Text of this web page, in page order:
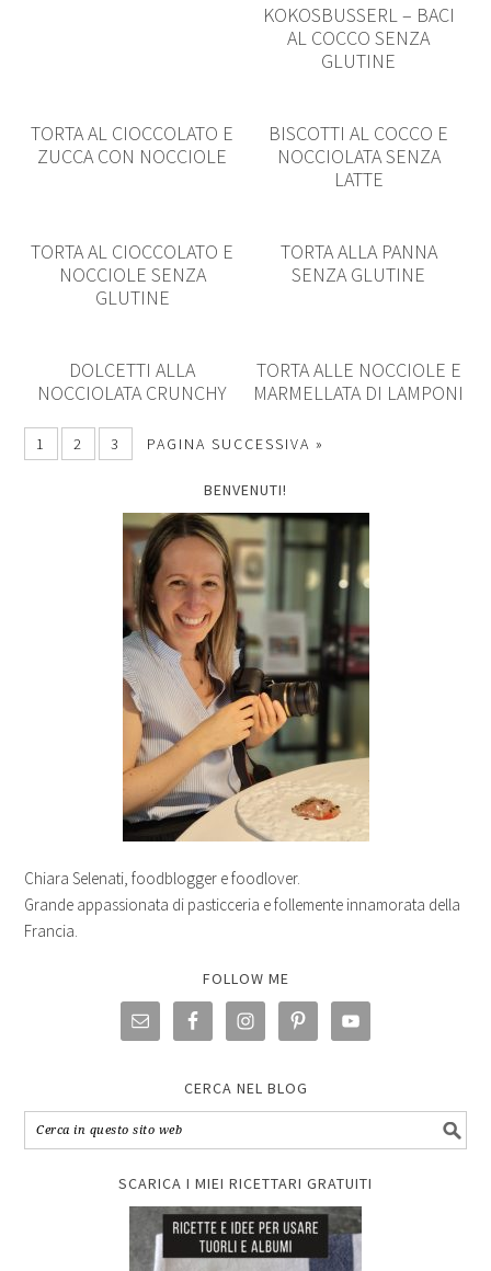
KOKOSBUSSERL – BACI
AL COCCO SENZA
GLUTINE
TORTA AL CIOCCOLATO E
ZUCCA CON NOCCIOLE
BISCOTTI AL COCCO E
NOCCIOLATA SENZA
LATTE
TORTA AL CIOCCOLATO E
NOCCIOLE SENZA
GLUTINE
TORTA ALLA PANNA
SENZA GLUTINE
DOLCETTI ALLA
NOCCIOLATA CRUNCHY
TORTA ALLE NOCCIOLE E
MARMELLATA DI LAMPONI
1 2 3 PAGINA SUCCESSIVA »
BENVENUTI!
Chiara Selenati, foodblogger e foodlover.
Grande appassionata di pasticceria e follemente innamorata della
Francia.
FOLLOW ME
CERCA NEL BLOG
SCARICA I MIEI RICETTARI GRATUITI